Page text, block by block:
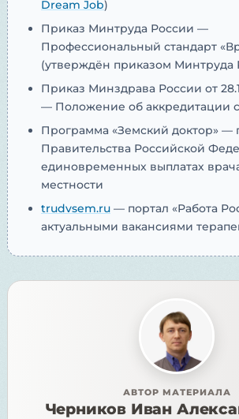
Dream Job)
Приказ Минтруда России —
Профессиональный стандарт
(утверждён приказом Минтруда
Приказ Минздрава России от
— Положение об аккредитации
Программа «Земский доктор» —
Правительства Российской
единовременных выплатах
местности
trudvsem.ru — портал «Работа
актуальными вакансиями
АВТОР МАТЕРИАЛА
Черников Иван